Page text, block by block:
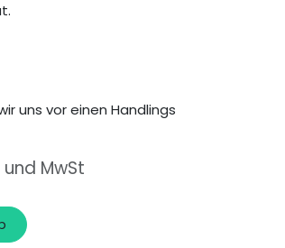
uns vor einen Handlings
MwSt